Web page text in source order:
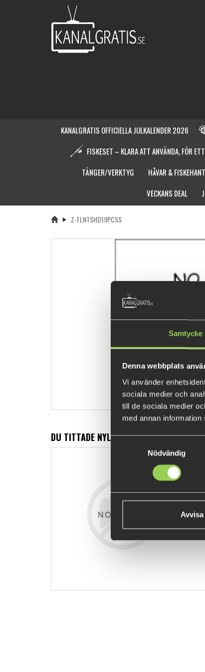
Samtycke
Denna webbplats
Vi använder
sociala medier och
till de sociala medier
med annan
Samtyckesval
Nödvändig
Avvisa
KANALGRATIS OFFICIELLA JULKALENDER 2026
FISKESET – KLARA ATT ANVÄNDA, FÖR
TÄNGER/VERKTYG
HÅVAR &
VECKANS DEAL
Z-FLNTSHD19PCSS
DU TITTADE NYLIGEN PÅ